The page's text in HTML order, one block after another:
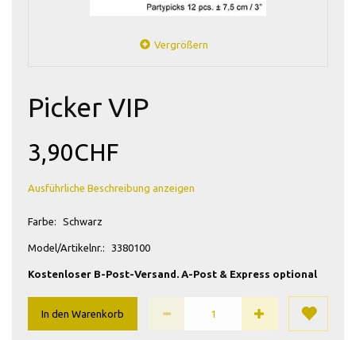
Vergrößern
Picker VIP
3,90CHF
Ausführliche Beschreibung anzeigen
Farbe: Schwarz
Model/Artikelnr.: 3380100
Kostenloser B-Post-Versand. A-Post & Express optional
In den Warenkorb